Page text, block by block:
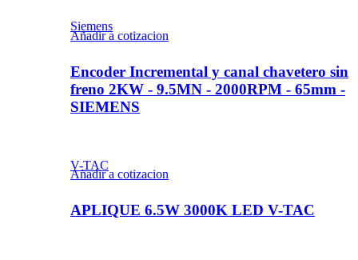
Siemens
Añadir a cotizacion
Encoder Incremental y canal chavetero sin
freno 2KW - 9.5MN - 2000RPM - 65mm -
SIEMENS
V-TAC
Añadir a cotizacion
APLIQUE 6.5W 3000K LED V-TAC